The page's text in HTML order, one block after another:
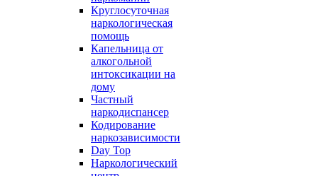
Круглосуточная
наркологическая
помощь
Капельница от
алкогольной
интоксикации на
дому
Частный
наркодиспансер
Кодирование
наркозависимости
Day Top
Наркологический